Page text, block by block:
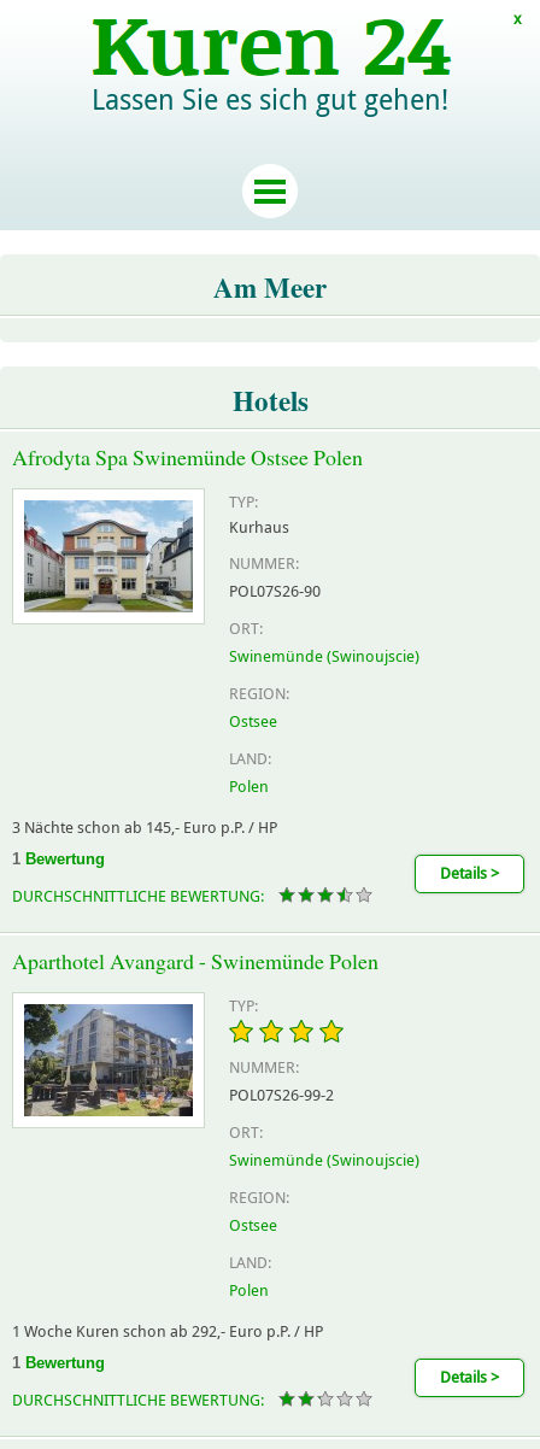
Lassen Sie es sich gut gehen!
Am Meer
Hotels
Afrodyta Spa Swinemünde Ostsee Polen
TYP:
Kurhaus
NUMMER:
POL07S26-90
ORT:
Swinemünde (Swinoujscie)
REGION:
Ostsee
LAND:
Polen
3 Nächte schon ab 145,- Euro p.P. / HP
1 Bewertung
DURCHSCHNITTLICHE BEWERTUNG:
Details >
Aparthotel Avangard - Swinemünde Polen
TYP:
NUMMER:
POL07S26-99-2
ORT:
Swinemünde (Swinoujscie)
REGION:
Ostsee
LAND:
Polen
1 Woche Kuren schon ab 292,- Euro p.P. / HP
1 Bewertung
DURCHSCHNITTLICHE BEWERTUNG:
Details >
x